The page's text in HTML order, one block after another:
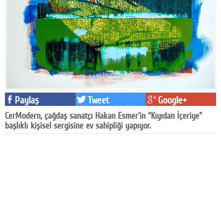
Reyting-tiraj
Teknoloji
Televizyon
Dünya
Pr
Facebook
Diziler
Paylaş Tweet Google+
CerModern, çağdaş sanatçı Hakan Esmer'in “Kıyıdan İçeriye”
başlıklı kişisel sergisine ev sahipliği yapıyor.